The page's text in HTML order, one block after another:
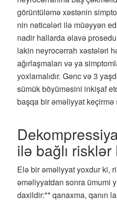
görüntüləmə xəstənin
nin nəticələri ilə müəyyən
nadir hallarda əlavə
lakin neyrocərrah xəstələri
ağırlaşmaları və ya
yoxlamalıdır. Gənc və 3
sümük böyüməsini inkişaf
başqa bir əməliyyat keçirmə
ilə bağlı risklər
Elə bir əməliyyat yoxdur ki,
əməliyyatdan sonra ümumi
daxildir:** qanaxma, qanın